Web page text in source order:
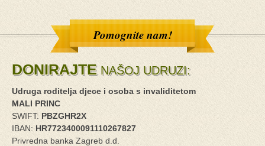
Pomognite nam!
DONIRAJTENAŠOJ UDRUZI:
Udruga roditelja djece i osoba s invaliditetom
MALI PRINC
SWIFT: PBZGHR2X
IBAN: HR7723400091110267827
Privredna banka Zagreb d.d.